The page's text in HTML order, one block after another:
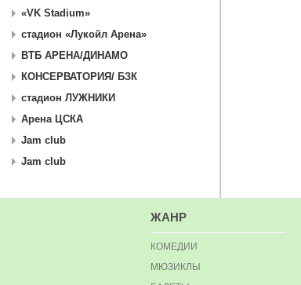
«VK Stadium»
стадион «Лукойл Арена»
ВТБ АРЕНА/ДИНАМО
КОНСЕРВАТОРИЯ/ БЗК
стадион ЛУЖНИКИ
Арена ЦСКА
Jam club
Jam club
ЖАНР
КОМЕДИИ
МЮЗИКЛЫ